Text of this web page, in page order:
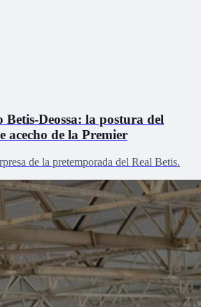
Deossa: la postura del
acecho de la Premier
de la pretemporada del Real Betis.